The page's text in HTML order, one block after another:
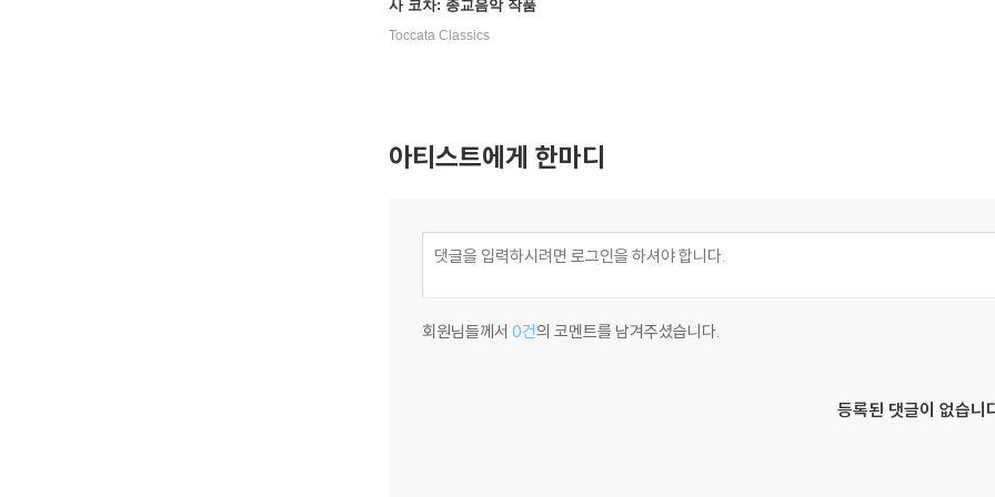
사 코차: 종교음악 작품
집 (Maria Rosa Coccia:
Toccata Classics
아티스트에게 한마디
회원님들께서 0건의 코멘트를 남겨주셨습니다.
등록된 댓글이 없습니